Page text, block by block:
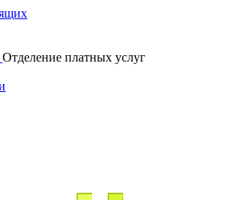
Отделение платных услуг